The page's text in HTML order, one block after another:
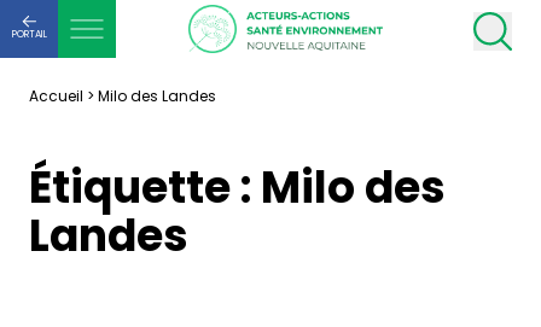
PORTAIL
Accueil > Milo des Landes
Étiquette : Milo des
Landes